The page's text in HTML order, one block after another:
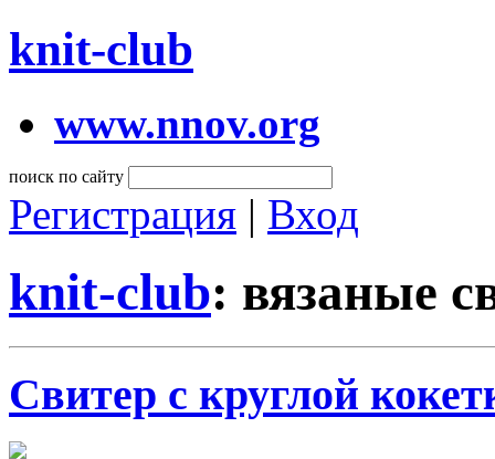
knit-club
www.nnov.org
поиск по сайту
Регистрация | Вход
knit-club: вязаные
Свитер с круглой